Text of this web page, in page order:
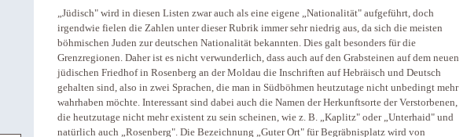
„Jüdisch" wird in diesen Listen zwar auch als eine eigene „Nationalität" aufgeführt, doch
irgendwie fielen die Zahlen unter dieser Rubrik immer sehr niedrig aus, da sich die meisten
böhmischen Juden zur deutschen Nationalität bekannten. Dies galt besonders für die
Grenzregionen. Daher ist es nicht verwunderlich, dass auch auf den Grabsteinen auf dem neuen
jüdischen Friedhof in Rosenberg an der Moldau die Inschriften auf Hebräisch und Deutsch
gehalten sind, also in zwei Sprachen, die man in Südböhmen heutzutage nicht unbedingt mehr
wahrhaben möchte. Interessant sind dabei auch die Namen der Herkunftsorte der Verstorbenen,
die heutzutage nicht mehr existent zu sein scheinen, wie z. B. „Kaplitz" oder „Unterhaid" und
natürlich auch „Rosenberg". Die Bezeichnung „Guter Ort" für Begräbnisplatz wird von